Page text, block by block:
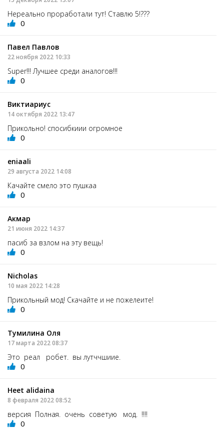
Нереально проработали тут! Ставлю 5!???
0
Павел Павлов
22 ноября 2022 10:33
Super!!! Лучшее среди аналогов!!!
0
Виктиариус
14 октября 2022 13:47
Прикольно! спосибкиии огромное
0
eniaali
29 августа 2022 14:08
Качайте смело это пушкаа
0
Акмар
21 июня 2022 14:37
пасиб за взлом на эту вещь!
0
Nicholas
10 мая 2022 14:28
Прикольный мод! Скачайте и не пожелеите!
0
Тумилина Оля
17 марта 2022 08:37
Это реал робет. вы лутччшиие.
0
Heet alidaina
8 февраля 2022 08:52
версия Полная. очень советую мод. !!!!
0